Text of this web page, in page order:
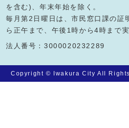
を含む)、年末年始を除く。
毎月第2日曜日は、市民窓口課の証
ら正午まで、午後1時から4時まで
法人番号：3000020232289
Copyright © Iwakura City All